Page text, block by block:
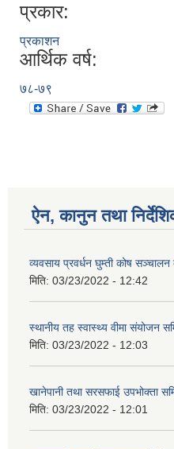
प्रकार:
प्रकाशन
आर्थिक वर्ष:
७८-७९
ऐन, कानुन तथा
व्यवसाय प्रवर्धन घुम्ती कोष
मिति: 03/23/2022 - 12:42
स्थानीय तह स्वास्थ्य वीमा संयोजन
मिति: 03/23/2022 - 12:03
खानेपानी तथा सरसफाई उपभोक्ता
मिति: 03/23/2022 - 12:01